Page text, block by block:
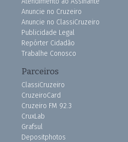
Anuncie no Cruzeiro
Anuncie no ClassiCruzeiro
Publicidade Legal
Repórter Cidadão
Trabalhe Conosco
Parceiros
ClassiCruzeiro
CruzeiroCard
Cruzeiro FM 92.3
CruxLab
Grafsul
Depositphotos